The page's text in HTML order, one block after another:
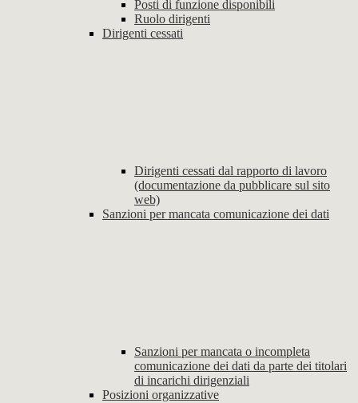
Posti di funzione disponibili
Ruolo dirigenti
Dirigenti cessati
Dirigenti cessati dal rapporto di lavoro
(documentazione da pubblicare sul sito
web)
Sanzioni per mancata comunicazione dei dati
Sanzioni per mancata o incompleta
comunicazione dei dati da parte dei titolari
di incarichi dirigenziali
Posizioni organizzative